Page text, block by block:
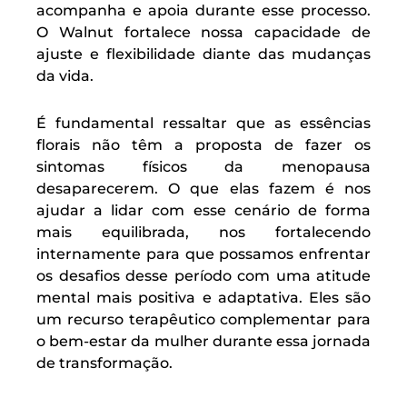
acompanha e apoia durante esse processo.
O Walnut fortalece nossa capacidade de
ajuste e flexibilidade diante das mudanças
da vida.
É fundamental ressaltar que as essências
florais não têm a proposta de fazer os
sintomas físicos da menopausa
desaparecerem. O que elas fazem é nos
ajudar a lidar com esse cenário de forma
mais equilibrada, nos fortalecendo
internamente para que possamos enfrentar
os desafios desse período com uma atitude
mental mais positiva e adaptativa. Eles são
um recurso terapêutico complementar para
o bem-estar da mulher durante essa jornada
de transformação.